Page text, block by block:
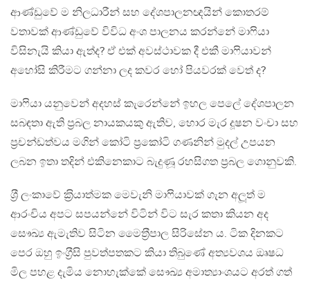
ආණ්ඩුවේ ම නිලධාරීන් සහ දේශපාලනඥයින් කොතරම්
වතාවක් ආණ්ඩුවේ විවිධ අංශ පාලනය කරන්නේ මාෆියා
විසිනැයි කියා ඇත්ද? ඒ එක් අවස්ථාවක දී එකී මාෆියාවන්
අහෝසි කිරීමට ගන්නා ලද කවර හෝ පියවරක් වෙත් ද?
මාෆියා යනුවෙන් අදහස් කැරෙන්නේ ඉහල පෙලේ දේශපාලන
සබඳතා ඇති ප‍්‍රබල නායකයකු ඇතිව, හොර මැර දූෂන වංචා සහ
ප‍්‍රචන්ඩත්වය මගින් කෝටි ප‍්‍රකෝටි ගණනින් මුදල් උපයන
ලබන ඉතා තදින් එකිනෙකාට බැදුණූ රහසිගත ප‍්‍රබල ගොනුවකි.
ශ‍්‍රී ලංකාවේ ක‍්‍රියාත්මක මෙවැනි මාෆියාවක් ගැන අලූත් ම
ආරංචිය අපට සපයන්නේ විටින් විට සැර කතා කියන අද
සෞඛ්‍ය ඇමැතිව සිටින මෛත‍්‍රීපාල සිරිසේන ය. ටික දිනකට
පෙර ඔහු ඉංග‍්‍රීසි පුවත්පතකට කියා තිබුණේ අත්‍යවශය ඔෘෂධ
මිල පහළ දැමිය නොහැක්කේ සෞඛ්‍ය අමාත්‍යාංශයට අරත් ගත්